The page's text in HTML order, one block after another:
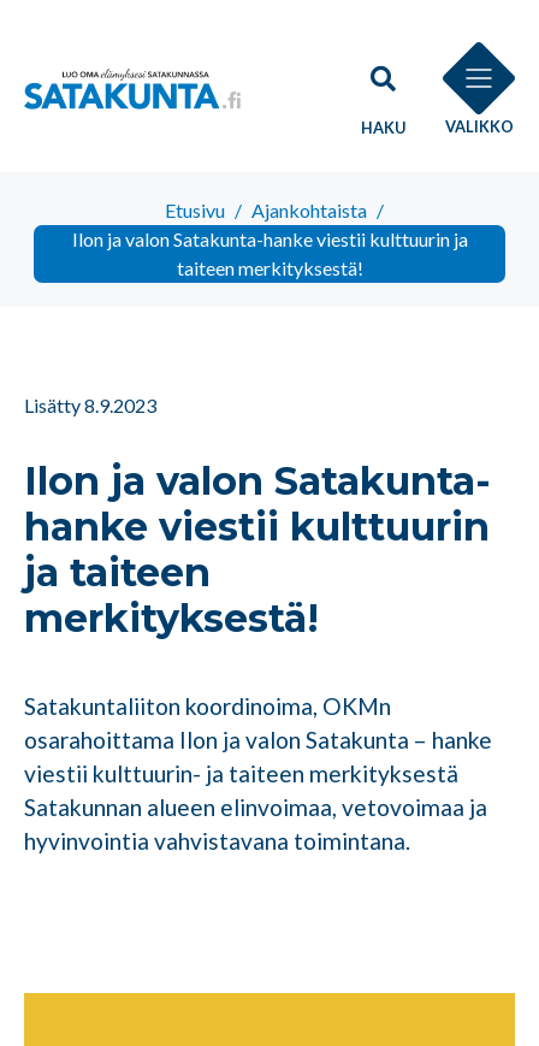
HAKU VALIKKO
Etusivu / Ajankohtaista /
Ilon ja valon Satakunta-hanke viestii kulttuurin ja
taiteen merkityksestä!
Lisätty 8.9.2023
Ilon ja valon Satakunta-
hanke viestii kulttuurin
ja taiteen
merkityksestä!
Satakuntaliiton koordinoima, OKMn
osarahoittama Ilon ja valon Satakunta – hanke
viestii kulttuurin- ja taiteen merkityksestä
Satakunnan alueen elinvoimaa, vetovoimaa ja
hyvinvointia vahvistavana toimintana.